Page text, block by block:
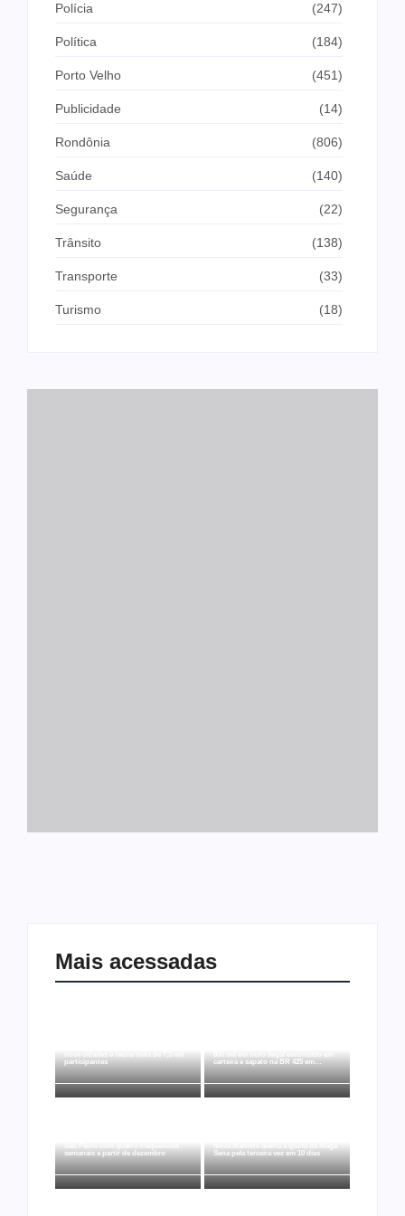
Polícia (247)
Política (184)
Porto Velho (451)
Publicidade (14)
Rondônia (806)
Saúde (140)
Segurança (22)
Trânsito (138)
Transporte (33)
Turismo (18)
Mais acessadas
participantes
carteira e sapato na BR 425 em…
São Paulo com quatro frequências
semanais a partir de dezembro
Sena pela terceira vez em 10 dias